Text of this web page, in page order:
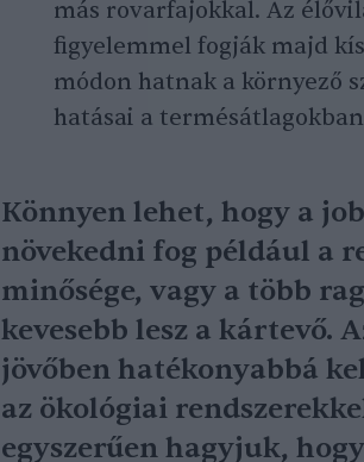
más rovarfajokkal. Az
figyelemmel fogják majd
módon hatnak a környező
hatásai a
Könnyen lehet, hogy a
növekedni fog például a
minősége, vagy a több
kevesebb lesz a kártevő.
jövőben hatékonyabbá
az ökológiai
egyszerűen hagyjuk,